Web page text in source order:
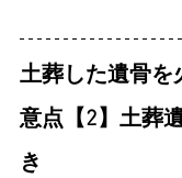
土葬した遺骨を
意点【2】土葬
き